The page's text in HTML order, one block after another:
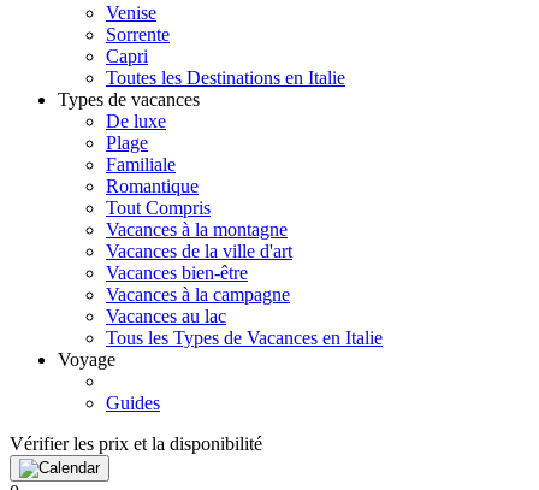
Venise
Sorrente
Capri
Toutes les Destinations en Italie
Types de vacances
De luxe
Plage
Familiale
Romantique
Tout Compris
Vacances à la montagne
Vacances de la ville d'art
Vacances bien-être
Vacances à la campagne
Vacances au lac
Tous les Types de Vacances en Italie
Voyage
Guides
Vérifier les prix et la disponibilité